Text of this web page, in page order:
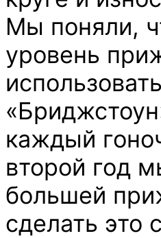
Мы поняли,
уровень
каждый
второй год
большей
сделать это